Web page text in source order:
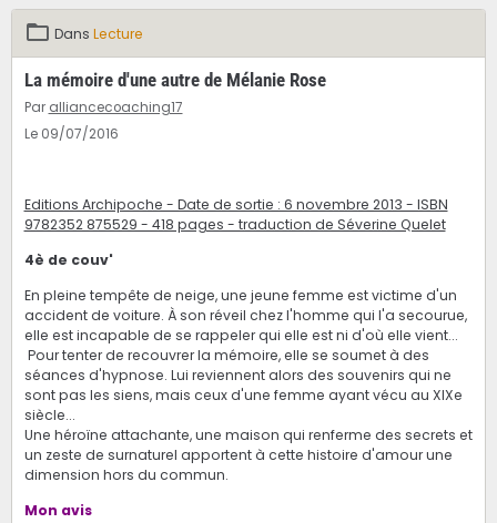
Dans Lecture
La mémoire d'une autre de Mélanie Rose
Par alliancecoaching17
Le 09/07/2016
Editions Archipoche - Date de sortie : 6 novembre 2013 - ISBN
9782352 875529 - 418 pages - traduction de Séverine Quelet
4è de couv'
En pleine tempête de neige, une jeune femme est victime d'un
accident de voiture. À son réveil chez l'homme qui l'a secourue,
elle est incapable de se rappeler qui elle est ni d'où elle vient...
Pour tenter de recouvrer la mémoire, elle se soumet à des
séances d'hypnose. Lui reviennent alors des souvenirs qui ne
sont pas les siens, mais ceux d'une femme ayant vécu au XIXe
siècle...
Une héroïne attachante, une maison qui renferme des secrets et
un zeste de surnaturel apportent à cette histoire d'amour une
dimension hors du commun.
Mon avis